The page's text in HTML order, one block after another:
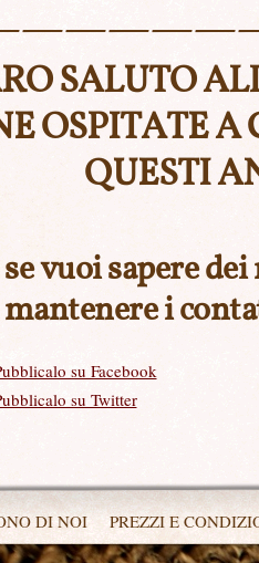
SALUTO
OSPITATE A
QUESTI
vuoi sapere
mantenere i
su Facebook
su Twitter
su Pinterest
su Facebook
su Twitter
su Google+
DI NOI PREZZI E